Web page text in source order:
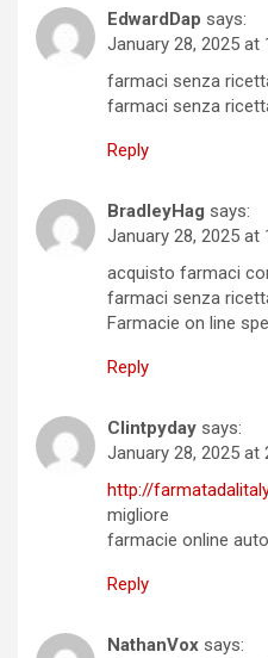
EdwardDap says:
January 28, 2025 at
farmaci senza
farmaci senza
Reply
BradleyHag says:
January 28, 2025 at
acquisto farmaci
farmaci senza
Farmacie on line
Reply
Clintpyday says:
January 28, 2025 at
http://
migliore
farmacie online
Reply
NathanVox says: